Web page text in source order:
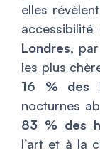
elles
Londres,
les plus
16 % des
nocturnes
83 % des
l’art et à la